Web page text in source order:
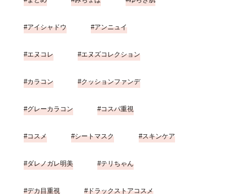
アイシャドウ アンニュイ
エヌコレ エヌズコレクション
カラコン クッションファンデ
グレーカラコン コスパ重視
コスメ シートマスク スキンケア
ダレノガレ明美 テリちゃん
デカ目重視 ドラックストアコスメ